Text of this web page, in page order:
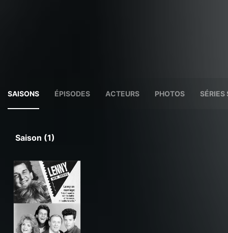
SAISONS ÉPISODES ACTEURS PHOTOS SÉRIES
Saison (1)